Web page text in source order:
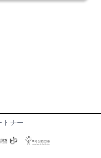
トナー